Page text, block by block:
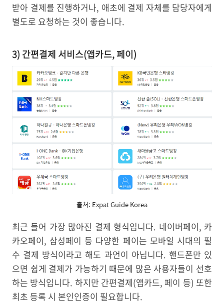
받아 결제를 진행하거나, 애초에 결제 자체를 담당자에게
별도로 요청하는 것이 좋습니다.
3) 간편결제 서비스(앱카드, 페이)
출처: Expat Guide Korea
최근 들어 가장 많아진 결제 형식입니다. 네이버페이, 카
카오페이, 삼성페이 등 다양한 페이는 모바일 시대의 필
수 결제 방식이라고 해도 과언이 아닙니다. 핸드폰만 있
으면 쉽게 결제가 가능하기 때문에 많은 사용자들이 선호
하는 방식입니다. 하지만 간편결제(앱카드, 페이 등) 또한
최초 등록 시 본인인증이 필요합니다.